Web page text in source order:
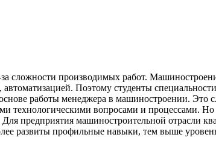
сложности производимых работ.
Поэтому студенты
работы менеджера в машиностроении. Это
технологическими вопросами и процессами. Но
Для предприятия машиностроительной отрасли
развиты профильные навыки, тем выше